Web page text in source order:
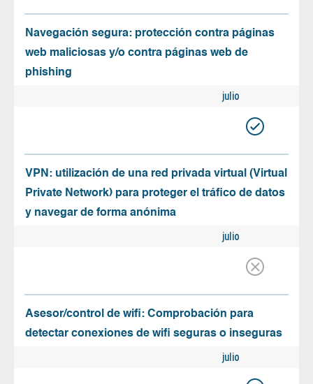
Navegación segura: protección contra páginas
web maliciosas y/o contra páginas web de
phishing
julio
VPN: utilización de una red privada virtual (Virtual
Private Network) para proteger el tráfico de datos
y navegar de forma anónima
julio
Asesor/control de wifi: Comprobación para
detectar conexiones de wifi seguras o inseguras
julio